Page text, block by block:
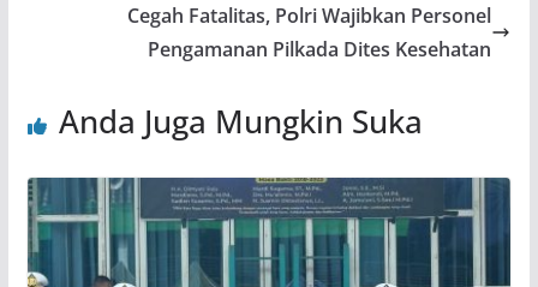
Cegah Fatalitas, Polri Wajibkan Personel
Pengamanan Pilkada Dites Kesehatan
Anda Juga Mungkin Suka